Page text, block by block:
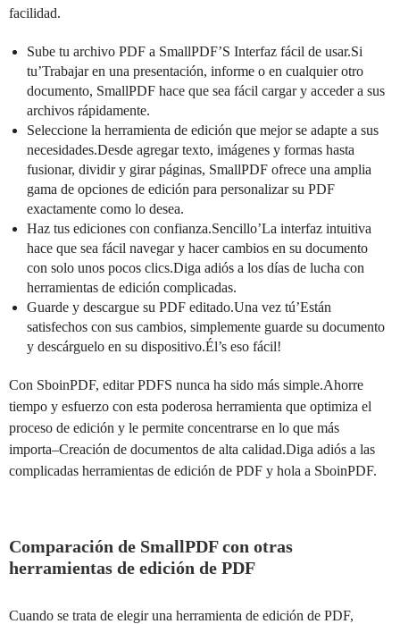
facilidad.
Sube tu archivo PDF a SmallPDF’S Interfaz fácil de usar.Si
tu’Trabajar en una presentación, informe o en cualquier otro
documento, SmallPDF hace que sea fácil cargar y acceder a sus
archivos rápidamente.
Seleccione la herramienta de edición que mejor se adapte a sus
necesidades.Desde agregar texto, imágenes y formas hasta
fusionar, dividir y girar páginas, SmallPDF ofrece una amplia
gama de opciones de edición para personalizar su PDF
exactamente como lo desea.
Haz tus ediciones con confianza.Sencillo’La interfaz intuitiva
hace que sea fácil navegar y hacer cambios en su documento
con solo unos pocos clics.Diga adiós a los días de lucha con
herramientas de edición complicadas.
Guarde y descargue su PDF editado.Una vez tú’Están
satisfechos con sus cambios, simplemente guarde su documento
y descárguelo en su dispositivo.Él’s eso fácil!
Con SboinPDF, editar PDFS nunca ha sido más simple.Ahorre
tiempo y esfuerzo con esta poderosa herramienta que optimiza el
proceso de edición y le permite concentrarse en lo que más
importa–Creación de documentos de alta calidad.Diga adiós a las
complicadas herramientas de edición de PDF y hola a SboinPDF.
Comparación de SmallPDF con otras
herramientas de edición de PDF
Cuando se trata de elegir una herramienta de edición de PDF,